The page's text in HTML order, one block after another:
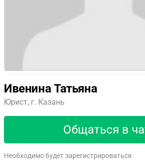
Ивенина Татьяна
Юрист, г. Казань
Общаться в
Необходимо будет зарегистрироваться